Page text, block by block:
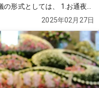
省いて告別式と火葬を行う形
違いなどが気になっていま
動する流れだと思うのです
か？その場合に必要な準備
2025年02月27日